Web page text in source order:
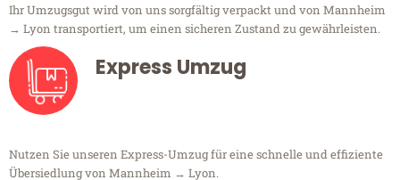
Ihr Umzugsgut wird von uns sorgfältig verpackt und von Mannheim
→ Lyon transportiert, um einen sicheren Zustand zu gewährleisten.
Express Umzug
Nutzen Sie unseren Express-Umzug für eine schnelle und effiziente
Übersiedlung von Mannheim → Lyon.